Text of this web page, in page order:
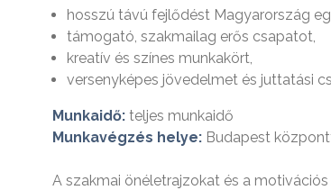
hosszú távú fejlődést Magyarország
támogató, szakmailag erős csapatot,
kreatív és színes munkakört,
versenyképes jövedelmet és juttatási
Munkaidő: teljes munkaidő
Munkavégzés helye: Budapest
A szakmai önéletrajzokat és a